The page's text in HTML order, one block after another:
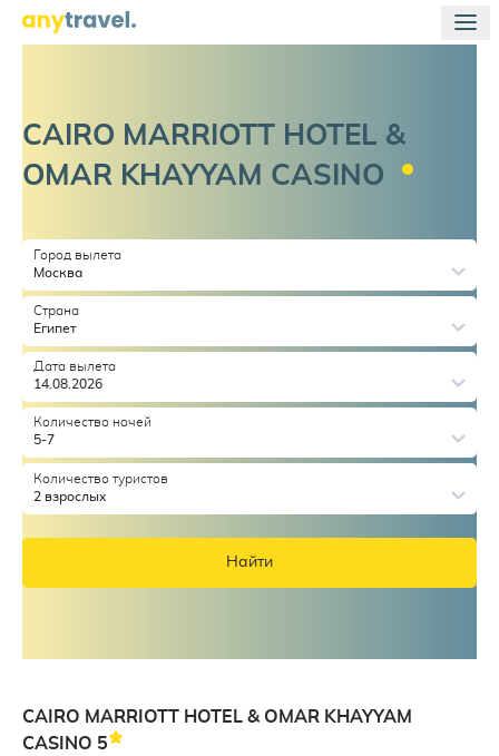
CAIRO MARRIOTT HOTEL &
OMAR KHAYYAM CASINO
Город вылета
Москва
Страна
Египет
Дата вылета
14.08.2026
Количество ночей
5-7
Количество туристов
2 взрослых
Найти
CAIRO MARRIOTT HOTEL & OMAR KHAYYAM
CASINO 5